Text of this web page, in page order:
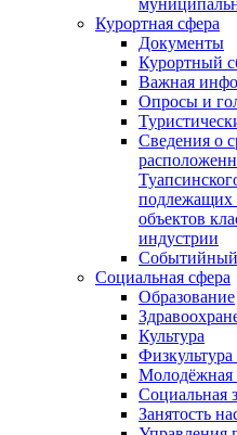
Курортная сфера
Документы
Курортный
Важная
Опросы и
Сведения о
подлежащих
объектов
индустрии
Событийный
Социальная сфера
Образование
Культура
Молодёжная
Социальная
Занятость